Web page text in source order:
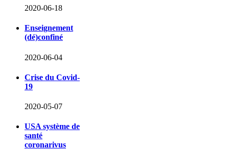
2020-06-18
Enseignement
(dé)confiné
2020-06-04
Crise du Covid-
19
2020-05-07
USA système de
santé
coronarivus